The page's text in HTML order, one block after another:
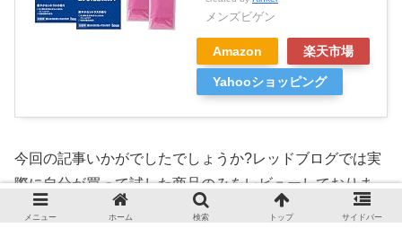
メンズビゲン
Amazon 楽天市場
Yahooショッピング
今回の記事いかがでしたでしょうか?レッドブログでは実
際に自分が買って試した商品のみをレビューしておりま
す。インスタグラマーのように企業から案件としてお金を
メニュー ホーム 検索 トップ サイドバー